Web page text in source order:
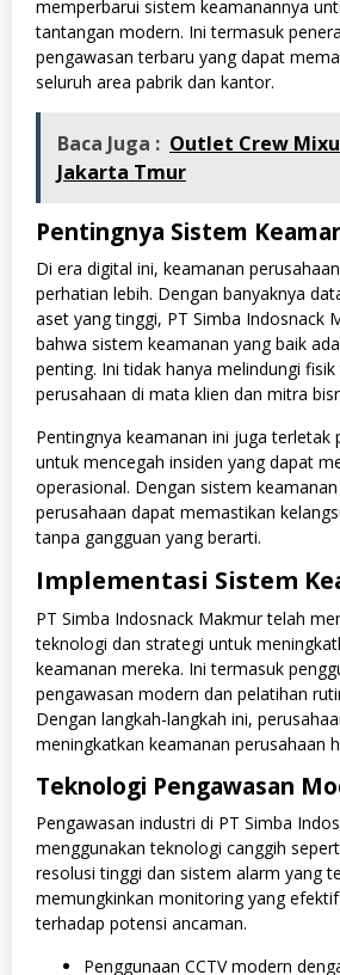
memperbarui sistem keamanannya
tantangan modern. Ini termasuk
pengawasan terbaru yang dapat
seluruh area pabrik dan kantor.
Baca Juga : Outlet Crew
Jakarta Tmur
Pentingnya Sistem
Di era digital ini, keamanan
perhatian lebih. Dengan banyaknya
aset yang tinggi, PT Simba Indosnack
bahwa sistem keamanan yang baik
penting. Ini tidak hanya melindungi
perusahaan di mata klien dan mitra
Pentingnya keamanan ini juga terletak
untuk mencegah insiden yang dapat
operasional. Dengan sistem
perusahaan dapat memastikan
tanpa gangguan yang berarti.
Implementasi Sistem
PT Simba Indosnack Makmur telah
teknologi dan strategi untuk
keamanan mereka. Ini termasuk
pengawasan modern dan pelatihan
Dengan langkah-langkah ini,
meningkatkan keamanan perusahaan
Teknologi Pengawasan
Pengawasan industri di PT Simba
menggunakan teknologi canggih
resolusi tinggi dan sistem alarm yang
memungkinkan monitoring yang
terhadap potensi ancaman.
Penggunaan CCTV modern